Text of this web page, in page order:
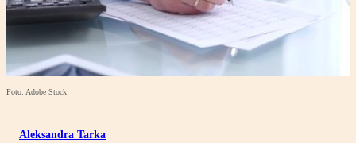
Foto: Adobe Stock
Aleksandra Tarka